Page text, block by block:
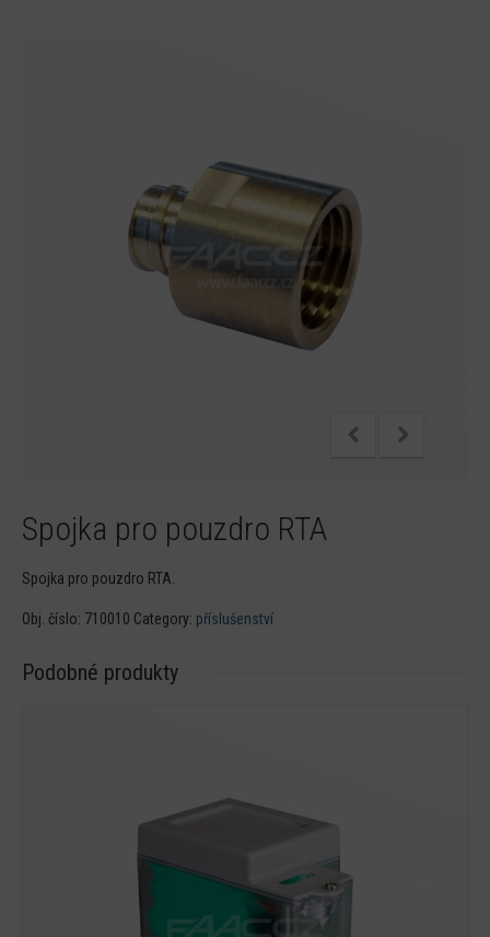
Spojka pro pouzdro RTA
Spojka pro pouzdro RTA.
Obj. číslo: 710010 Category: příslušenství
Podobné produkty
Detail